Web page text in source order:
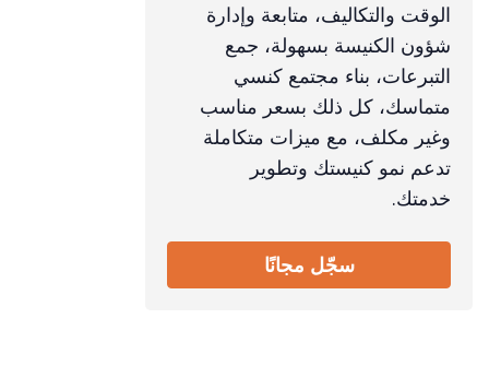
الوقت والتكاليف، متابعة وإدارة
شؤون الكنيسة بسهولة، جمع
التبرعات، بناء مجتمع كنسي
متماسك، كل ذلك بسعر مناسب
وغير مكلف، مع ميزات متكاملة
تدعم نمو كنيستك وتطوير
خدمتك.
سجّل مجانًا